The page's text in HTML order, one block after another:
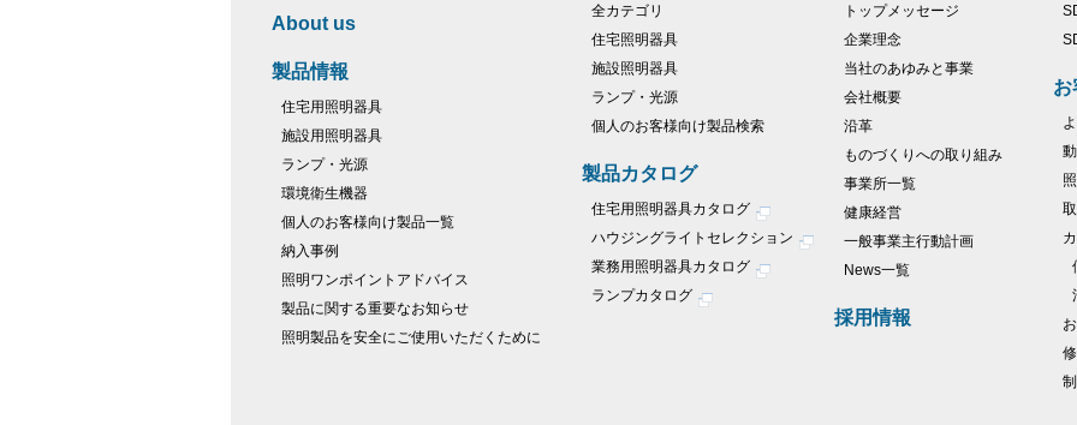
About us
製品情報
住宅用照明器具
施設用照明器具
ランプ・光源
環境衛生機器
個人のお客様向け製品一覧
納入事例
照明ワンポイントアドバイス
製品に関する重要なお知らせ
照明製品を安全にご使用いただくために
全カテゴリ
住宅照明器具
施設照明器具
ランプ・光源
個人のお客様向け製品検索
製品カタログ
住宅用照明器具カタログ
ハウジングライトセレクション
業務用照明器具カタログ
ランプカタログ
トップメッセージ
企業理念
当社のあゆみと事業
会社概要
沿革
ものづくりへの取り組み
事業所一覧
健康経営
一般事業主行動計画
News一覧
採用情報
お